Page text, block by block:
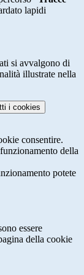
lapidi
si avvalgono di
illustrate nella
i cookies
consentire.
della
potete
essere
della cookie